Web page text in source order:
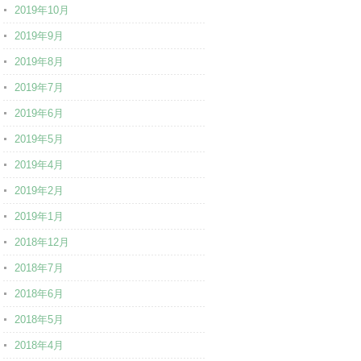
2019年10月
2019年9月
2019年8月
2019年7月
2019年6月
2019年5月
2019年4月
2019年2月
2019年1月
2018年12月
2018年7月
2018年6月
2018年5月
2018年4月